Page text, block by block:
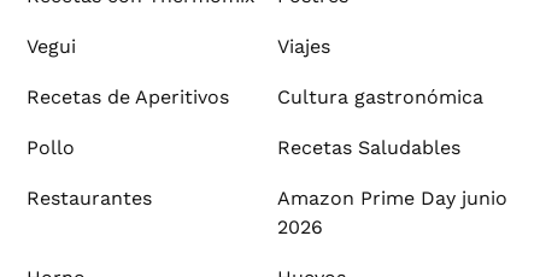
Vegui Viajes
Recetas de Aperitivos Cultura gastronómica
Pollo Recetas Saludables
Restaurantes
Amazon Prime Day junio
2026